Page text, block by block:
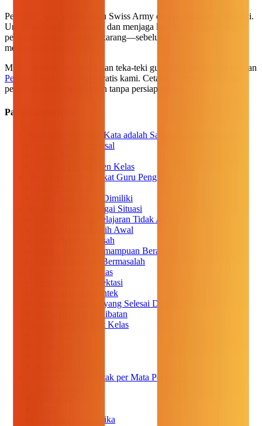
Pencarian kata adalah pisau Swiss Army dari pengajaran pengganti.
Universal, tanpa persiapan, dan menjaga ketertiban kelas. Bangun
perangkat darurat Anda sekarang—sebelum Anda
membutuhkannya.
Mulai membuat perpustakaan teka-teki guru pengganti Anda dengan
Pembuat Pencarian Kata
gratis kami. Cetak setumpuk dan jangan
pernah menghadapi momen tanpa persiapan lagi.
Pada halaman ini
Mengapa Pencarian Kata adalah Sahabat Guru Pengganti
Daya Tarik Universal
Manfaat Manajemen Kelas
Membangun Perangkat Guru Pengganti Anda
Tema yang Wajib Dimiliki
Strategi untuk Berbagai Situasi
Ketika Rencana Pelajaran Tidak Ada
Ketika Selesai Lebih Awal
Ketika Siswa Gelisah
Ketika Tingkat Kemampuan Beragam
Ketika Teknologi Bermasalah
Tips Manajemen Kelas
Menetapkan Ekspektasi
Mencegah Menyontek
Menangani Siswa yang Selesai Duluan
Memastikan Keterlibatan
Adaptasi per Tingkat Kelas
Daftar Kata Siap Cetak per Mata Pelajaran
Kosakata Matematika